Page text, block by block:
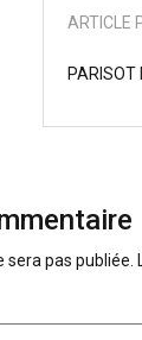
ARTICLE
PARISOT
pas publiée.